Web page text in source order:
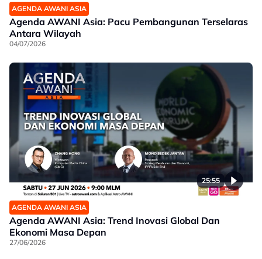
AGENDA AWANI ASIA
Agenda AWANI Asia: Pacu Pembangunan Terselaras
Antara Wilayah
04/07/2026
25:55
AGENDA AWANI ASIA
Agenda AWANI Asia: Trend Inovasi Global Dan
Ekonomi Masa Depan
27/06/2026